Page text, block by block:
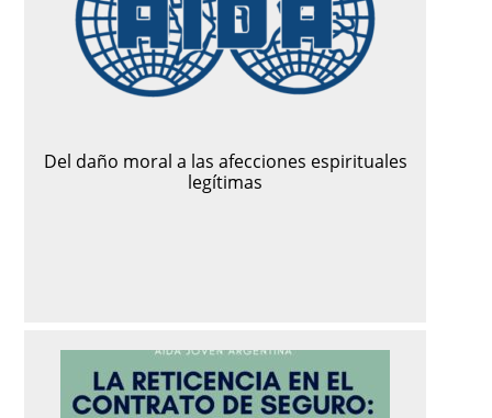
Del daño moral a las afecciones espirituales
legítimas